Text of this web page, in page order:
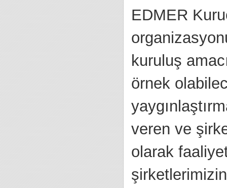
EDMER
kuruluş
örnek
veren ve
olarak